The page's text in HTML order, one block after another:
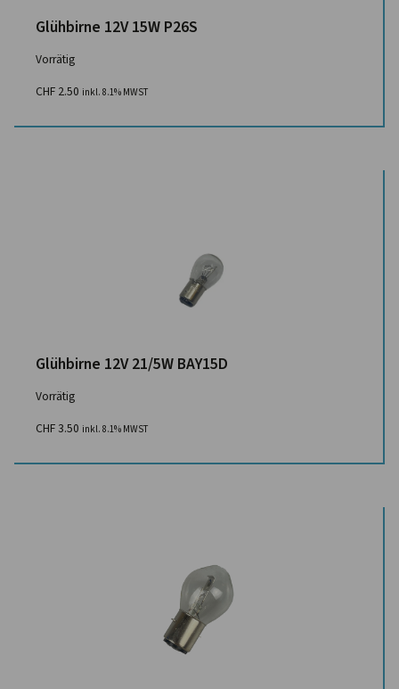
Glühbirne 12V 15W P26S
Vorrätig
CHF 2.50 inkl. 8.1% MWST
Glühbirne 12V 21/5W BAY15D
Vorrätig
CHF3.50 inkl. 8.1% MWST